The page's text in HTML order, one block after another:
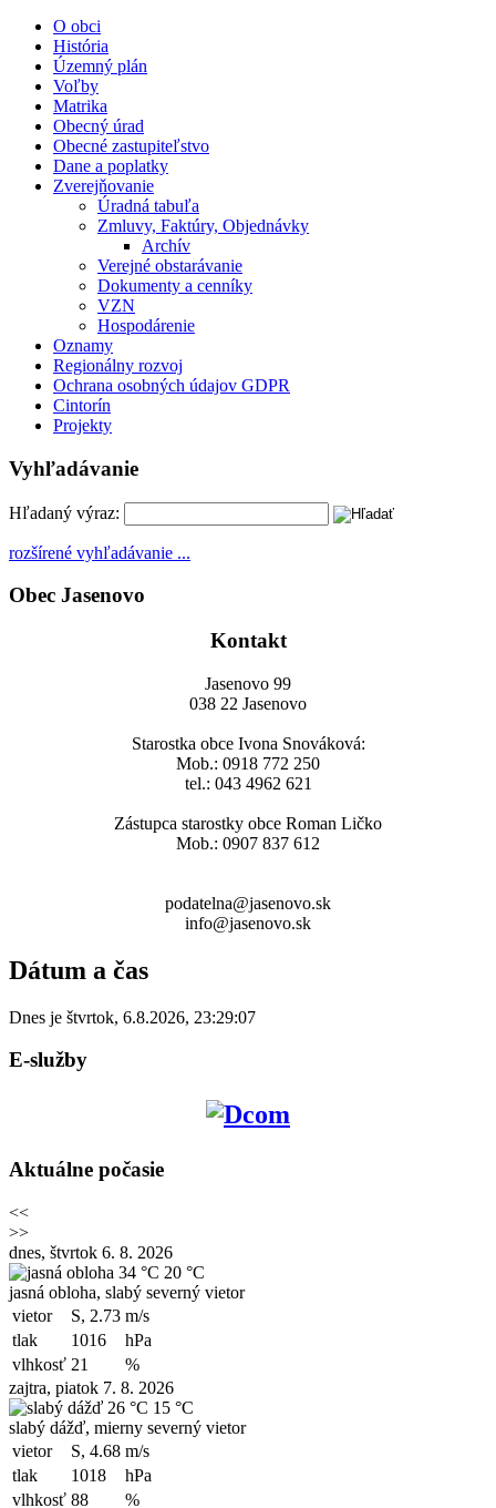
O obci
História
Územný plán
Voľby
Matrika
Obecný úrad
Obecné zastupiteľstvo
Dane a poplatky
Zverejňovanie
Úradná tabuľa
Zmluvy, Faktúry, Objednávky
Archív
Verejné obstarávanie
Dokumenty a cenníky
VZN
Hospodárenie
Oznamy
Regionálny rozvoj
Ochrana osobných údajov GDPR
Cintorín
Projekty
Vyhľadávanie
Hľadaný výraz:
rozšírené vyhľadávanie ...
Obec Jasenovo
Kontakt
Jasenovo 99
038 22 Jasenovo
Starostka obce Ivona Snováková:
Mob.: 0918 772 250
tel.: 043 4962 621
Zástupca starostky obce Roman Ličko
Mob.: 0907 837 612
podatelna@jasenovo.sk
info@jasenovo.sk
Dátum a čas
Dnes je štvrtok, 6.8.2026, 23:29:07
E-služby
Aktuálne počasie
<<
>>
dnes, štvrtok 6. 8. 2026
34 °C 20 °C
jasná obloha, slabý severný vietor
vietor
S, 2.73 m/s
tlak
1016
hPa
vlhkosť 21
%
zajtra, piatok 7. 8. 2026
26 °C 15 °C
slabý dážď, mierny severný vietor
vietor
S, 4.68 m/s
tlak
1018
hPa
vlhkosť 88 %